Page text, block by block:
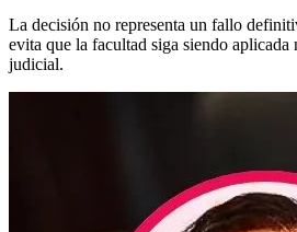
La decisión no representa un fallo
evita que la facultad siga siendo aplicada
judicial.